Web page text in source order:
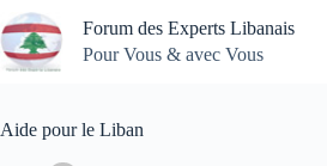
Passer
au
contenu
Forum des Experts Libanais
Pour Vous & avec Vous
Aide pour le Liban